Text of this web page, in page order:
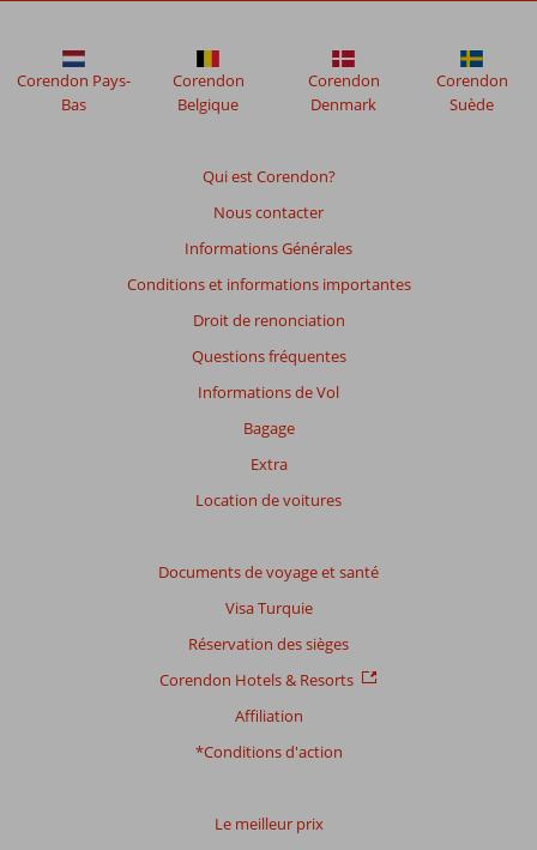
Qui est Corendon?
Nous contacter
Informations Générales
Conditions et informations importantes
Droit de renonciation
Questions fréquentes
Informations de Vol
Bagage
Extra
Location de voitures
Documents de voyage et santé
Visa Turquie
Réservation des sièges
Corendon Hotels & Resorts
Affiliation
*Conditions d'action
Le meilleur prix
Corendon Pays-
Bas
Corendon
Belgique
Corendon
Denmark
Corendon
Suède